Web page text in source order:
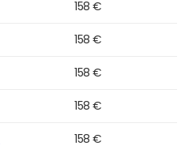
158 €
158 €
158 €
158 €
158 €